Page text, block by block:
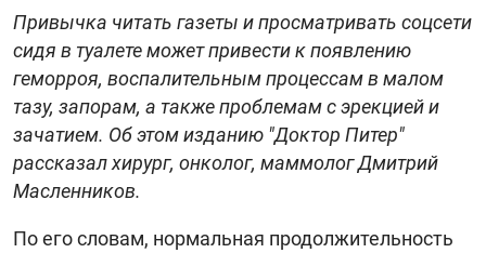
Привычка читать газеты и просматривать соцсети
сидя в туалете может привести к появлению
геморроя, воспалительным процессам в малом
тазу, запорам, а также проблемам с эрекцией и
зачатием. Об этом изданию "Доктор Питер"
рассказал хирург, онколог, маммолог Дмитрий
Масленников.
По его словам, нормальная продолжительность